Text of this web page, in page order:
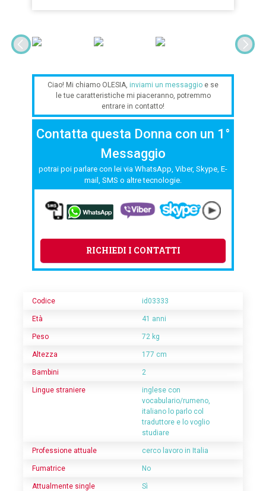
Ciao! Mi chiamo OLESIA, inviami un messaggio e se
le tue caratteristiche mi piaceranno, potremmo
entrare in contatto!
Contatta questa Donna con un 1°
Messaggio
potrai poi parlare con lei via WhatsApp, Viber, Skype, E-
mail, SMS o altre tecnologie.
RICHIEDI I CONTATTI
Codice id03333
Età 41 anni
Peso 72 kg
Altezza 177 cm
Bambini 2
Lingue straniere
inglese con
vocabulario/rumeno,
italiano lo parlo col
traduttore e lo voglio
studiare
Professione attuale cerco lavoro in Italia
Fumatrice No
Attualmente single Sì